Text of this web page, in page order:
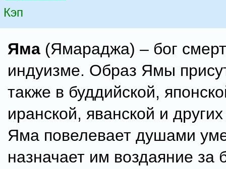
Кэп
Яма (Ямараджа) – бог
индуизме. Образ Ямы
также в буддийской,
иранской, яванской и
Яма повелевает душами
назначает им воздаяние за